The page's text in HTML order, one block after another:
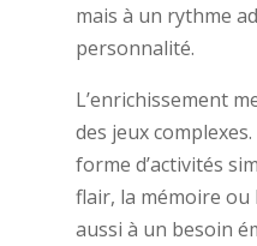
mais à un rythme
personnalité.
L’enrichissement
des jeux
forme d’activités
flair, la mémoire
aussi à un besoin